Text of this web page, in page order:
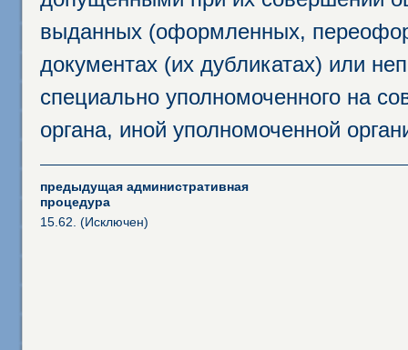
выданных (оформленных,
документах (их дубликатах) или
специально уполномоченного на
органа, иной уполномоченной
предыдущая административная
процедура
15.62. (Исключен)